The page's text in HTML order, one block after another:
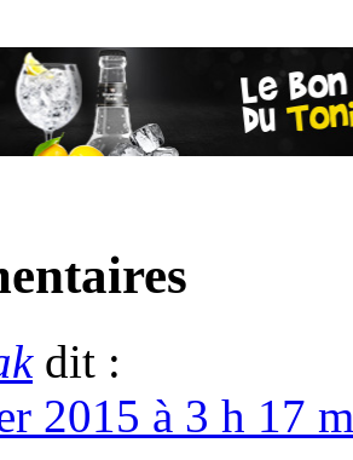
dit :
2015 à 3 h 17